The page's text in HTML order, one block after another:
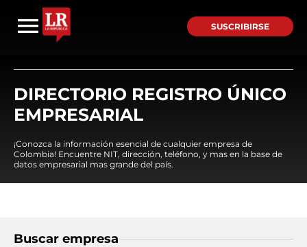
SUSCRIBIRSE
DIRECTORIO REGISTRO ÚNICO
EMPRESARIAL
¡Conozca la información esencial de cualquier empresa de
Colombia! Encuentre NIT, dirección, teléfono, y mas en la base de
datos empresarial mas grande del país.
Buscar empresa